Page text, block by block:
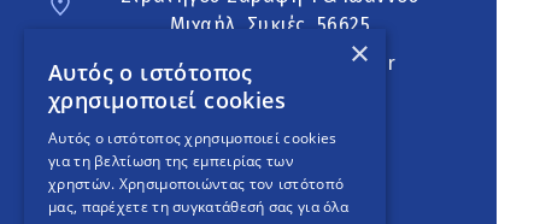
Μιχαήλ, Συκιές, 56625
neapoli.sykies@ddt.gov.gr
Ακολουθήστε
English Version
×
Αυτός ο ιστότοπος
χρησιμοποιεί cookies
Αυτός ο ιστότοπος χρησιμοποιεί cookies
για τη βελτίωση της εμπειρίας των
χρηστών. Χρησιμοποιώντας τον ιστότοπό
μας, παρέχετε τη συγκατάθεσή σας για όλα